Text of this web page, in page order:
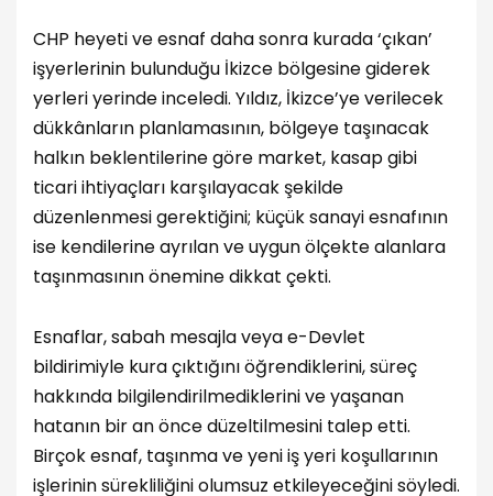
CHP heyeti ve esnaf daha sonra kurada ‘çıkan’
işyerlerinin bulunduğu İkizce bölgesine giderek
yerleri yerinde inceledi. Yıldız, İkizce’ye verilecek
dükkânların planlamasının, bölgeye taşınacak
halkın beklentilerine göre market, kasap gibi
ticari ihtiyaçları karşılayacak şekilde
düzenlenmesi gerektiğini; küçük sanayi esnafının
ise kendilerine ayrılan ve uygun ölçekte alanlara
taşınmasının önemine dikkat çekti.
Esnaflar, sabah mesajla veya e-Devlet
bildirimiyle kura çıktığını öğrendiklerini, süreç
hakkında bilgilendirilmediklerini ve yaşanan
hatanın bir an önce düzeltilmesini talep etti.
Birçok esnaf, taşınma ve yeni iş yeri koşullarının
işlerinin sürekliliğini olumsuz etkileyeceğini söyledi.